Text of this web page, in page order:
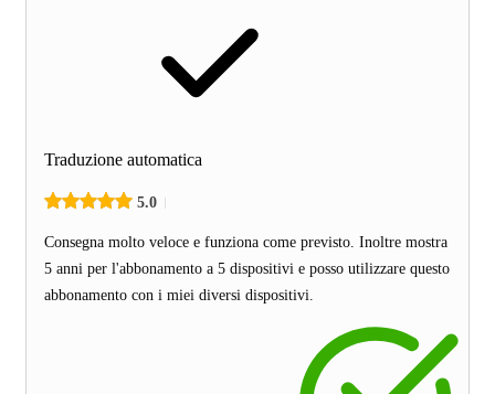
Traduzione automatica
5.0
Consegna molto veloce e funziona come previsto. Inoltre mostra
5 anni per l'abbonamento a 5 dispositivi e posso utilizzare questo
abbonamento con i miei diversi dispositivi.